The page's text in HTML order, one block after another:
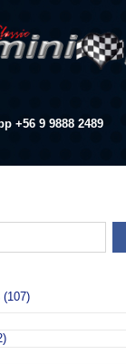
+56 9 9888 2489
(107)